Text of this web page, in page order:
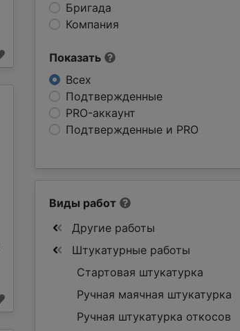
Бригада
Компания
Показать
Всех
Подтвержденные
PRO-аккаунт
Подтвержденные и PRO
Виды работ
Другие работы
Штукатурные работы
Стартовая штукатурка
Ручная маячная штукатурка
Ручная штукатурка откосов